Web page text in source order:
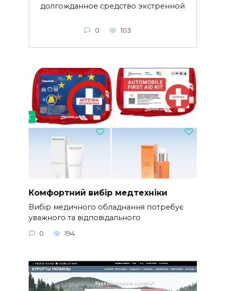
долгожданное средство экстренной
0 103
Комфортний вибір медтехніки
Вибір медичного обладнання потребує
уважного та відповідального
0 194